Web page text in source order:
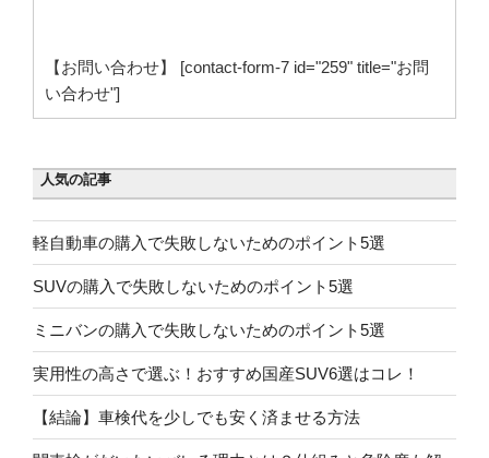
【お問い合わせ】 [contact-form-7 id="259" title="お問
い合わせ"]
人気の記事
軽自動車の購入で失敗しないためのポイント5選
SUVの購入で失敗しないためのポイント5選
ミニバンの購入で失敗しないためのポイント5選
実用性の高さで選ぶ！おすすめ国産SUV6選はコレ！
【結論】車検代を少しでも安く済ませる方法